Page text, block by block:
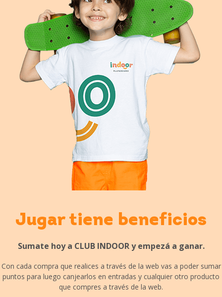
Jugar tiene beneficios
Sumate hoy a CLUB INDOOR y empezá a ganar.
Con cada compra que realices a través de la web vas a poder sumar
puntos para luego canjearlos en entradas y cualquier otro producto
que compres a través de la web.